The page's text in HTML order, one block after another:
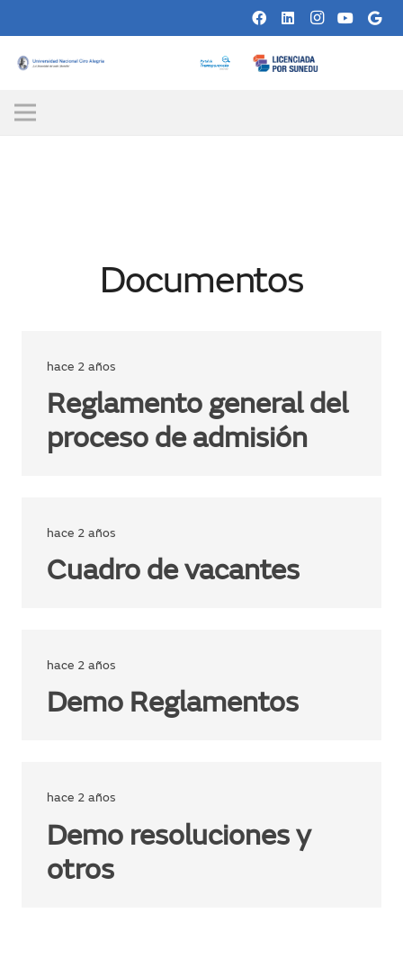
Documentos
hace 2 años
Reglamento general del
proceso de admisión
hace 2 años
Cuadro de vacantes
hace 2 años
Demo Reglamentos
hace 2 años
Demo resoluciones y
otros